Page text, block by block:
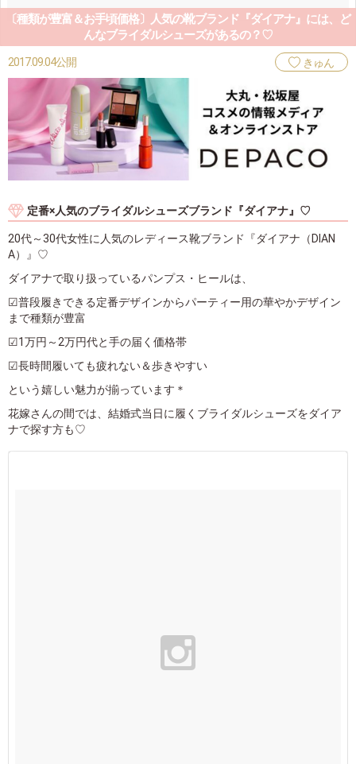
〔種類が豊富＆お手頃価格〕人気の靴ブランド『ダイアナ』には、ど
んなブライダルシューズがあるの？♡
2017.09.04公開 きゅん
定番×人気のブライダルシューズブランド『ダイアナ』♡
20代～30代女性に人気のレディース靴ブランド『ダイアナ（DIAN
A）』♡
ダイアナで取り扱っているパンプス・ヒールは、
☑普段履きできる定番デザインからパーティー用の華やかデザイン
まで種類が豊富
☑1万円～2万円代と手の届く価格帯
☑長時間履いても疲れない＆歩きやすい
という嬉しい魅力が揃っています＊
花嫁さんの間では、結婚式当日に履くブライダルシューズをダイア
ナで探す方も♡